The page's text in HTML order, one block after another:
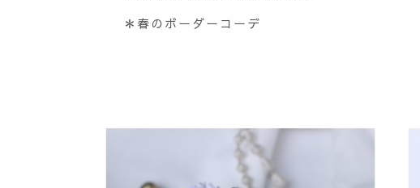
＊春のボーダーコーデ